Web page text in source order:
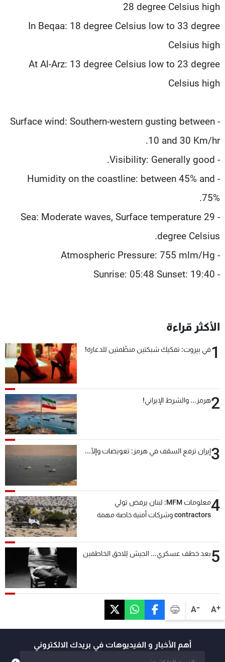
A+
A-
28 degree Celsius high
In Beqaa: 18 degree Celsius low to 33 degree
Celsius high
At Al-Arz: 13 degree Celsius low to 23 degree
Celsius high
- Surface wind: Southern-western gusting between
10 and 30 Km/hr.
- Visibility: Generally good.
- Humidity on the coastline: between 45% and
75%.
- Sea: Moderate waves, Surface temperature 29
degree Celsius.
- Atmospheric Pressure: 755 mlm/Hg
- Sunrise: 05:48 Sunset: 19:40
الأكثر قراءة
1في بيروت: تفكيك شبكتين منظّمتين للدعارة!
2هرمز... والشرط الإيراني!
3إيران ترفع السقف في هرمز: تعويضات وإلّا...
4
معلومات MFM: لبنان يرفض تولي
contractors وشركات أمنية خاصة مهمة
5بعد خطف عسكري... الجيش يُلاحق الخاطفين
أهم الأخبار و الفيديوهات في بريدك الالكتروني